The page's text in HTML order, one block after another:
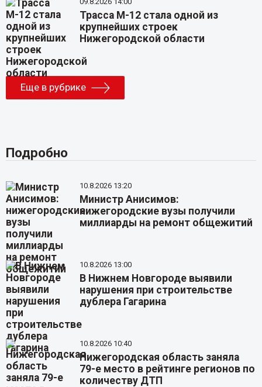
Трасса М-12 стала одной из
крупнейших строек
Нижегородской области
Еще в рубрике
Подробно
10.8.2026 13:20
Министр Анисимов:
нижегородские вузы получили
миллиарды на ремонт общежитий
10.8.2026 13:00
В Нижнем Новгороде выявили
нарушения при строительстве
дублера Гагарина
10.8.2026 10:40
Нижегородская область заняла
79-е место в рейтинге регионов по
количеству ДТП